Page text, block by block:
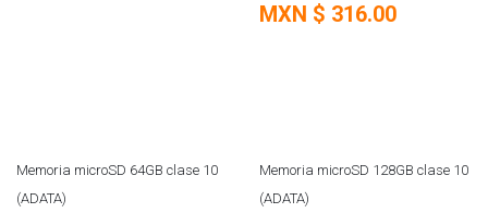
MXN $ 316.00
Memoria microSD 64GB clase 10
(ADATA)
Memoria microSD 128GB clase 10
(ADATA)